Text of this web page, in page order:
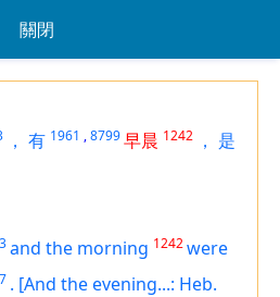
關閉
， 有 1961 ,8799早晨 1242 ， 是
and the morning 1242were
. [And the evening...: Heb.